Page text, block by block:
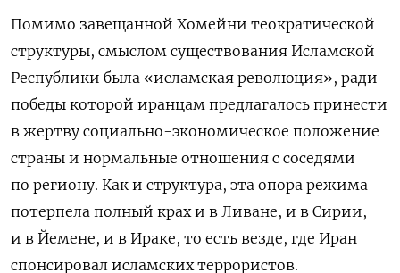
Помимо завещанной Хомейни теократической
структуры, смыслом существования Исламской
Республики была «исламская революция», ради
победы которой иранцам предлагалось принести
в жертву социально-экономическое положение
страны и нормальные отношения с соседями
по региону. Как и структура, эта опора режима
потерпела полный крах и в Ливане, и в Сирии,
и в Йемене, и в Ираке, то есть везде, где Иран
спонсировал исламских террористов.